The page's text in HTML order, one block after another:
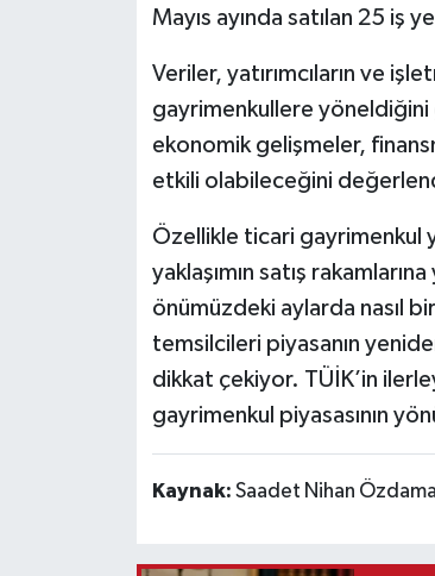
Mayıs ayında satılan 25 iş
Veriler, yatırımcıların ve
gayrimenkullere yöneldiğini
ekonomik gelişmeler,
etkili olabileceğini
Özellikle ticari gayrimenkul
yaklaşımın satış
önümüzdeki aylarda nasıl
temsilcileri piyasanın
dikkat çekiyor. TÜİK’in
gayrimenkul piyasasının
Kaynak: Saadet Nihan